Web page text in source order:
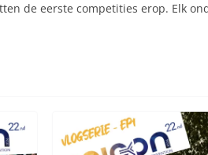
de eerste competities erop. Elk